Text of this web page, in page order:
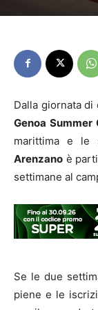
Dalla giornata
Genoa Summer
marittima e le
Arenzano è
settimane al
Se le due
piene e le